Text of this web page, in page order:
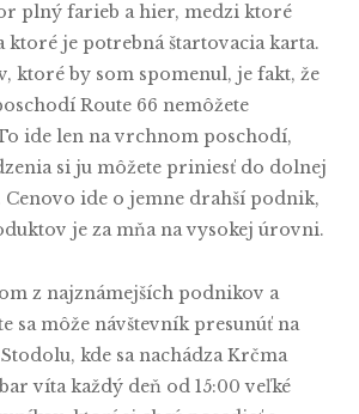
plný farieb a hier, medzi ktoré
ktoré je potrebná štartovacia karta.
ktoré by som spomenul, je fakt, že
Route 66 nemôžete
ide len na vrchnom poschodí,
si ju môžete priniesť do dolnej
Cenovo ide o jemne drahší podnik,
je za mňa na vysokej úrovni.
z najznámejších podnikov a
sa môže návštevník presunúť na
kde sa nachádza Krčma
víta každý deň od 15:00 veľké